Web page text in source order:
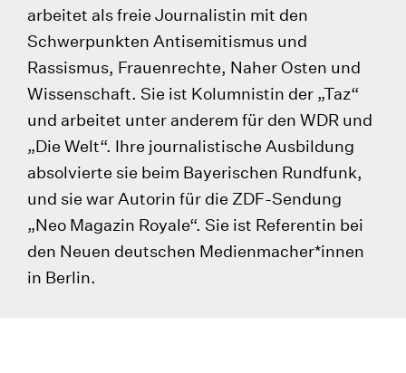
arbeitet als freie Journalistin mit den
Schwerpunkten Antisemitismus und
Rassismus, Frauenrechte, Naher Osten und
Wissenschaft. Sie ist Kolumnistin der „Taz“
und arbeitet unter anderem für den WDR und
„Die Welt“. Ihre journalistische Ausbildung
absolvierte sie beim Bayerischen Rundfunk,
und sie war Autorin für die ZDF-Sendung
„Neo Magazin Royale“. Sie ist Referentin bei
den Neuen deutschen Medienmacher*innen
in Berlin.